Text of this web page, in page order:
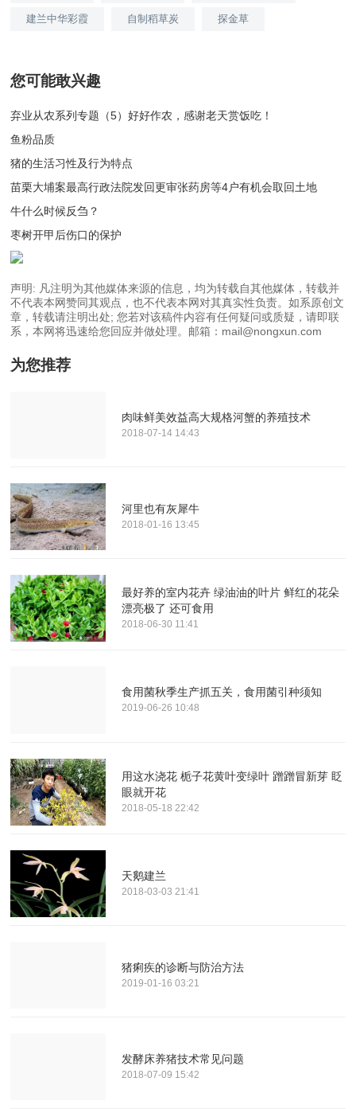
建兰中华彩霞 自制稻草炭 探金草
您可能敢兴趣
弃业从农系列专题（5）好好作农，感谢老天赏饭吃！
鱼粉品质
猪的生活习性及行为特点
苗栗大埔案最高行政法院发回更审张药房等4户有机会取回土地
牛什么时候反刍？
枣树开甲后伤口的保护
声明: 凡注明为其他媒体来源的信息，均为转载自其他媒体，转载并
不代表本网赞同其观点，也不代表本网对其真实性负责。如系原创文
章，转载请注明出处; 您若对该稿件内容有任何疑问或质疑，请即联
系，本网将迅速给您回应并做处理。邮箱：mail@nongxun.com
为您推荐
肉味鲜美效益高大规格河蟹的养殖技术
2018-07-14 14:43
河里也有灰犀牛
2018-01-16 13:45
最好养的室内花卉 绿油油的叶片 鲜红的花朵
漂亮极了 还可食用
2018-06-30 11:41
食用菌秋季生产抓五关，食用菌引种须知
2019-06-26 10:48
用这水浇花 栀子花黄叶变绿叶 蹭蹭冒新芽 眨
眼就开花
2018-05-18 22:42
天鹅建兰
2018-03-03 21:41
猪痢疾的诊断与防治方法
2019-01-16 03:21
发酵床养猪技术常见问题
2018-07-09 15:42